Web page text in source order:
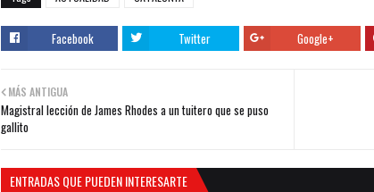
Facebook Twitter Google+
MÁS ANTIGUA
Magistral lección de James Rhodes a un tuitero que se puso
gallito
ENTRADAS QUE PUEDEN INTERESARTE